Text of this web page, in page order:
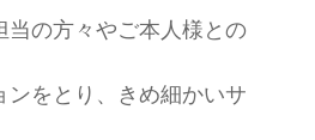
当の方々やご本人様との
ンをとり、きめ細かいサ